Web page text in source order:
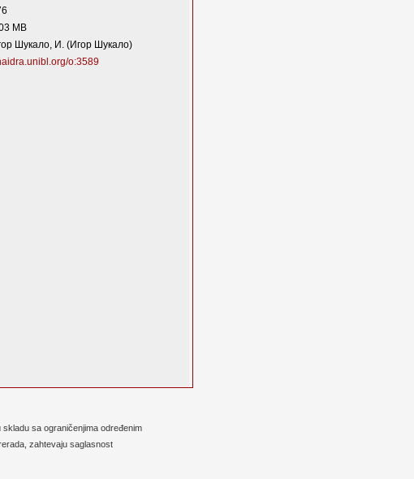
MB
Шукало, И. (Игор Шукало)
o:3589
sa ograničenjima određenim
zahtevaju saglasnost